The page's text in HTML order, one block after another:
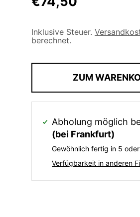
Inklusive Steuer.
berechnet.
ZUM
Abholung möglich
(bei Frankfurt)
Gewöhnlich fertig in 5
Verfügbarkeit in anderen